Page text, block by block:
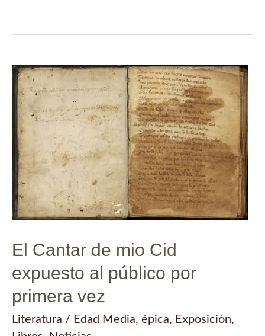
El Cantar de mio Cid
expuesto al público por
primera vez
Literatura / Edad Media, épica, Exposición,